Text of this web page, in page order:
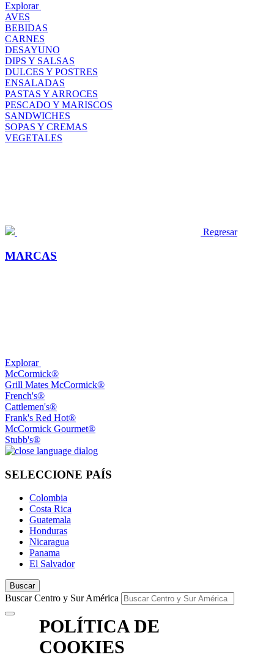
Explorar
AVES
BEBIDAS
CARNES
DESAYUNO
DIPS Y SALSAS
DULCES Y POSTRES
ENSALADAS
PASTAS Y ARROCES
PESCADO Y MARISCOS
SANDWICHES
SOPAS Y CREMAS
VEGETALES
Regresar
MARCAS
Explorar
McCormick®
Grill Mates McCormick®
French's®
Cattlemen's®
Frank's Red Hot®
McCormick Gourmet®
Stubb's®
SELECCIONE PAÍS
Colombia
Costa Rica
Guatemala
Honduras
Nicaragua
Panama
El Salvador
Buscar
Buscar Centro y Sur América
POLÍTICA DE
COOKIES